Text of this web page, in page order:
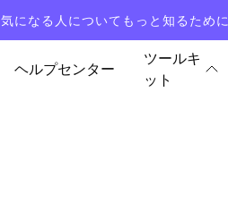
気になる人についてもっと知るために
ヘルプセンター
ツールキ
ット